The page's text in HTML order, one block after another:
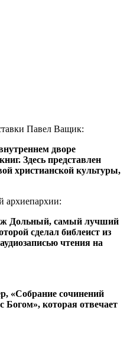
Павел Ващик:
дворе
Здесь представлен
христианской культуры,
архиепархии:
Дольный, самый лучший
сделал библеист из
чтения на
«Собрание сочинений
Богом», которая отвечает